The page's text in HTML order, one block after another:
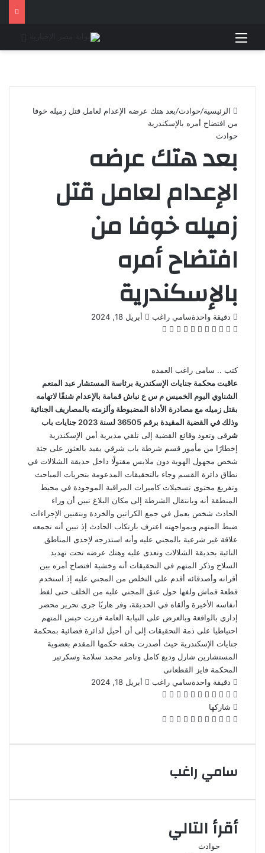
القائمة
الرئيسية/حوادث/بعد هتك عرضه الإعدام لعامل قتل زميله خوفا
من افتضاح أمره بالإسكندرية
حوادث
بعد هتك عرضه
الإعدام لعامل قتل
زميله خوفا من
افتضاح أمره
بالإسكندرية
سامي راغب
أرسل
أبريل 18, 2024
دقيقة واحدة
فيسبوك
‫X لينكدإنبينتيريست
‫Pocket
واتساب
تيلقرام
ڤايبر
كتب .. سامى راغب العمده
عاقبت محكمة جنايات الإسكندرية برئاسة المستشار عبد المنعم
الشناوي اليوم الخميس م س ع نباش قمامة بالإعدام شنقًا لاتهامه
بقتل زميله مع مصادرة الأداة المضبوطة وألزمته بالمصاريف الجنائية
وذلك في القضية المقيدة برقم 36505 لسنة 2023 جنايات باب
شر قى وتعود وقائع القضية إلى تلقي مديرية أمن الإسكندرية
إخطارًا من مأمور قسم شرطة باب شرقي يفيد بالعثور على جثة
شخص مجهول الهوية دون ملابس مقتولًا داخل حديقة الشلالات في
نطاق دائرة القسم وجاء بالتحقيقات المدعومة بتحريات المباحث
وتفريغ محتوى تسجيلات كاميرات المراقبة الموجودة في محيط
المنطقة أنه وبانتقال الشرطة إلى مكان البلاغ تبين أن وراء
الحادث شخص يعمل في جمع الكراتين والخردة وبتقنين الإجراءات
ضبط المتهم وبمواجهته اعترف بارتكاب الحادث إذ تبين أنه تجمعه
علاقة غير شرعية بالمجني عليه وأنه استدرجه لإحدى المناطق
النائية بحديقة الشلالات وتعدى عليه وهتك عرضه تحت تهديد
السلاح وذكر المتهم في التحقيقات أنه وخشية افتضاح أمره بين
أقرانه وأصدقائه أقدم على التخلص من المجني عليه إذ استخدم
قطعة قماش ولفها حول عنق المجني عليه من الخلف حتى لفظ
أنفاسه الأخيرة وألقاه في الحديقة، وفر هاربًا جرى تحرير محضر
إداري بالواقعة وبالعرض على النيابة العامة قررت حبس المتهم
احتياطيا على ذمة التحقيقات إلى أن أحيل لدائرة قضائية بمحكمة
جنايات الإسكندرية حيث أصدرت بحقه حكمها المقدم بعضوية
المستشارين شارل وديع كامل وتامر محمد سلامة وسكرتير
المحكمة فايز القطعانى
سامي راغب
أرسل
أبريل 18, 2024
دقيقة واحدة
فيسبوك
‫X لينكدإنبينتيريست
‫Pocket
واتساب
تيلقرام
ڤايبر
شاركها
فيسبوك
‫X لينكدإنبينتيريستOdnoklassniki
‫Pocket
مشاركة
البريد
سامي راغب
أقرأ التالي
حوادث